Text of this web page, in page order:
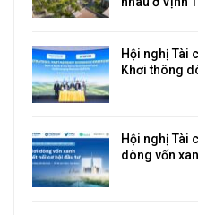
Hội nghị Tài
Khơi thông
Hội nghị Tài
dòng vốn